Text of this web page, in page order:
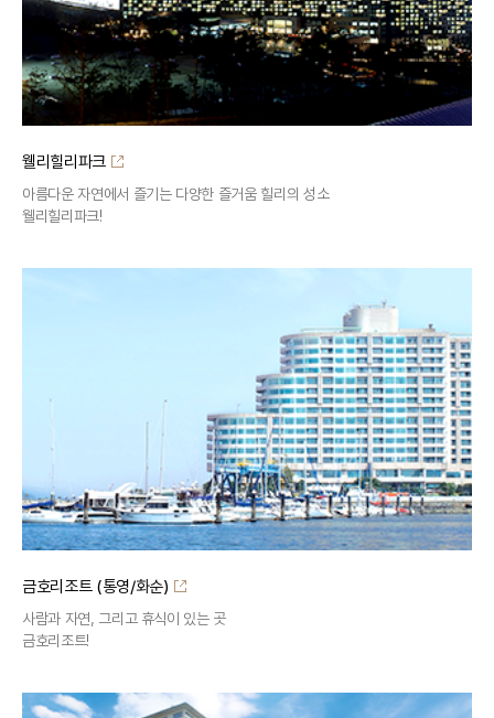
웰리힐리파크
아름다운 자연에서 즐기는 다양한 즐거움 힐리의 성소
웰리힐리파크!
금호리조트 (통영/화순)
사람과 자연, 그리고 휴식이 있는 곳
금호리조트!